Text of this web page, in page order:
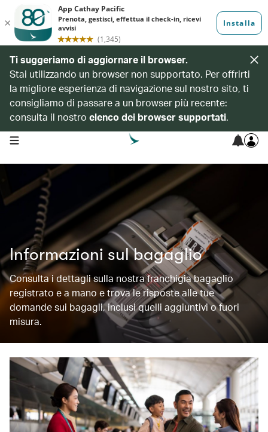
Ti suggeriamo di aggiornare il browser.
Stai utilizzando un browser non supportato. Per offrirti
la migliore esperienza di navigazione sul nostro sito, ti
consigliamo di passare a un browser più recente:
consulta il nostro elenco dei browser supportati.
open navigation menu
Informazioni sul bagaglio
Consulta i dettagli sulla nostra franchigia bagaglio
registrato e a mano e trova le risposte alle tue
domande sui bagagli, inclusi quelli aggiuntivi o fuori
misura.